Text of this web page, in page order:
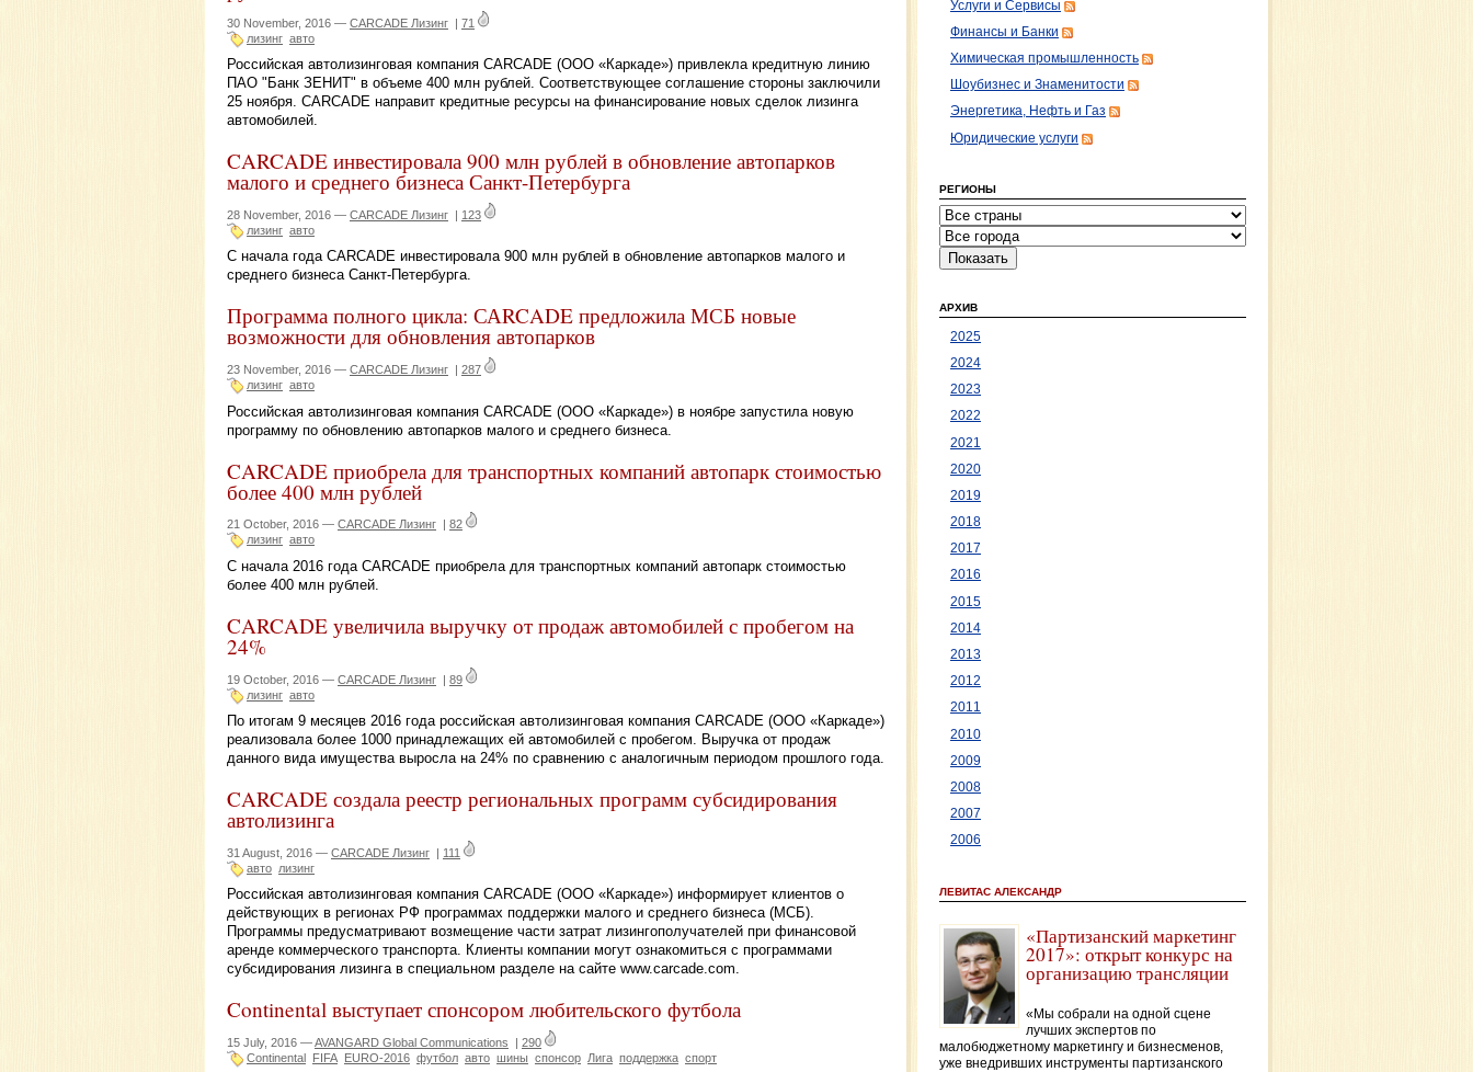
30 November, 2016 — CARCADE Лизинг | 71
лизинг авто
Российская автолизинговая компания CARCADE (ООО «Каркаде») привлекла кредитную линию
ПАО "Банк ЗЕНИТ" в объеме 400 млн рублей. Соответствующее соглашение стороны заключили
25 ноября. CARCADE направит кредитные ресурсы на финансирование новых сделок лизинга
автомобилей.
CARCADE инвестировала 900 млн рублей в обновление автопарков
малого и среднего бизнеса Санкт-Петербурга
28 November, 2016 — CARCADE Лизинг | 123
лизинг авто
С начала года CARCADE инвестировала 900 млн рублей в обновление автопарков малого и
среднего бизнеса Санкт-Петербурга.
Программа полного цикла: САRCADE предложила МСБ новые
возможности для обновления автопарков
23 November, 2016 — CARCADE Лизинг | 287
лизинг авто
Российская автолизинговая компания CARCADE (ООО «Каркаде») в ноябре запустила новую
программу по обновлению автопарков малого и среднего бизнеса.
CARCADE приобрела для транспортных компаний автопарк стоимостью
более 400 млн рублей
21 October, 2016 — CARCADE Лизинг
82
лизинг авто
С начала 2016 года CARCADE приобрела для транспортных компаний автопарк стоимостью
более 400 млн рублей.
CARCADE увеличила выручку от продаж автомобилей с пробегом на
24%
19 October, 2016 — CARCADE Лизинг | 89
лизинг авто
По итогам 9 месяцев 2016 года российская автолизинговая компания CARCADE (ООО «Каркаде»)
реализовала более 1000 принадлежащих ей автомобилей с пробегом. Выручка от продаж
данного вида имущества выросла на 24% по сравнению с аналогичным периодом прошлого года.
CARCADE создала реестр региональных программ субсидирования
автолизинга
31 August, 2016 — CARCADE Лизинг | 111
авто лизинг
Российская автолизинговая компания CARCADE (ООО «Каркаде») информирует клиентов о
действующих в регионах РФ программах поддержки малого и среднего бизнеса (МСБ).
Программы предусматривают возмещение части затрат лизингополучателей при финансовой
аренде коммерческого транспорта. Клиенты компании могут ознакомиться с программами
субсидирования лизинга в специальном разделе на сайте www.carcade.com.
Continental выступает спонсором любительского футбола
15 July, 2016 —AVANGARD Global Communications
290
Continental
FIFA EURO-2016 футбол авто шины спонсор Лига поддержка спорт
Услуги и Сервисы
Финансы и Банки
Химическая промышленность
Шоубизнес и Знаменитости
Энергетика, Нефть и Газ
Юридические услуги
РЕГИОНЫ
АРХИВ
2025
2024
2023
2022
2021
2020
2019
2018
2017
2016
2015
2014
2013
2012
2011
2010
2009
2008
2007
2006
ЛЕВИТАС АЛЕКСАНДР
«Партизанский маркетинг
2017»: открыт конкурс на
организацию трансляции
«Мы собрали на одной сцене
лучших экспертов по
малобюджетному маркетингу и бизнесменов,
уже внедривших инструменты партизанского